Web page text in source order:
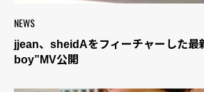
NEWS
jjean、sheidAをフィーチャーした最
boy”MV公開